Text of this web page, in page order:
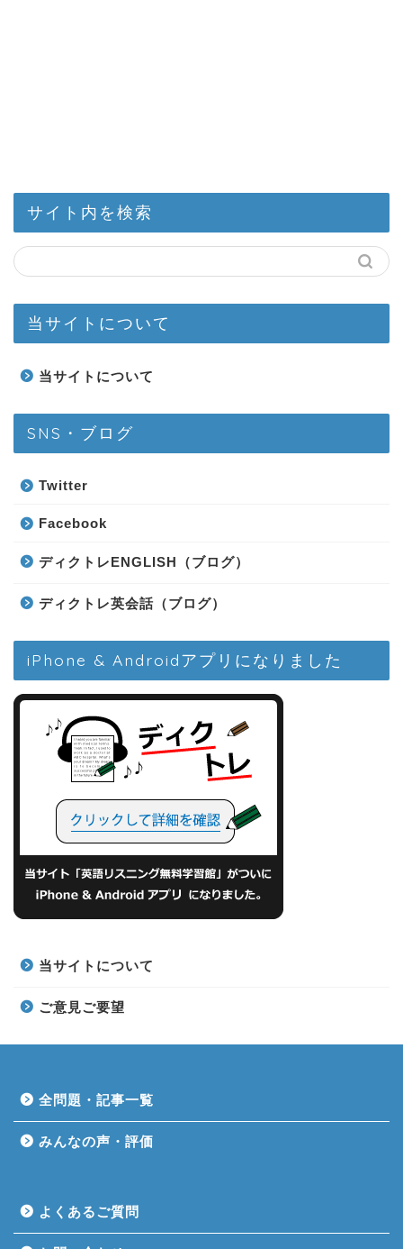
サイト内を検索
当サイトについて
当サイトについて
SNS・ブログ
Twitter
Facebook
ディクトレENGLISH（ブログ）
ディクトレ英会話（ブログ）
iPhone & Androidアプリになりました
当サイトについて
ご意見ご要望
全問題・記事一覧
みんなの声・評価
よくあるご質問